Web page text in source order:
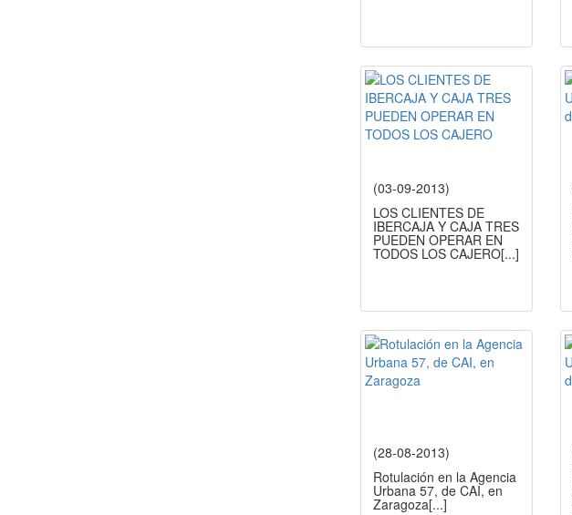
(03-09-2013)
LOS CLIENTES DE
IBERCAJA Y CAJA TRES
PUEDEN OPERAR EN
TODOS LOS CAJERO[...]
(28-08-2013)
Rotulación en la Agencia
Urbana 57, de CAI, en
Zaragoza[...]